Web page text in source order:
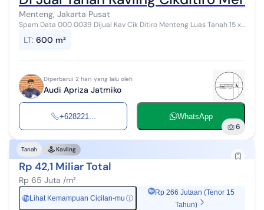
Menteng, Jakarta Pusat
Spam Data 000 0039 Dijual Kav Cik Ditiro Menteng Luas Tanah 15 x
aujul26
LT: 600 m²
Diperbarui 2 hari yang lalu oleh
Audi Apriza Jatmiko
+628221... WhatsApp
6
Tanah Kavling
Rp 42,1 Miliar Total
Rp 65 Juta /m²
Rp Lihat Kemampuan Cicilan-mu ⓘ
Rp 266 Jutaan (Tenor 15
Tahun)